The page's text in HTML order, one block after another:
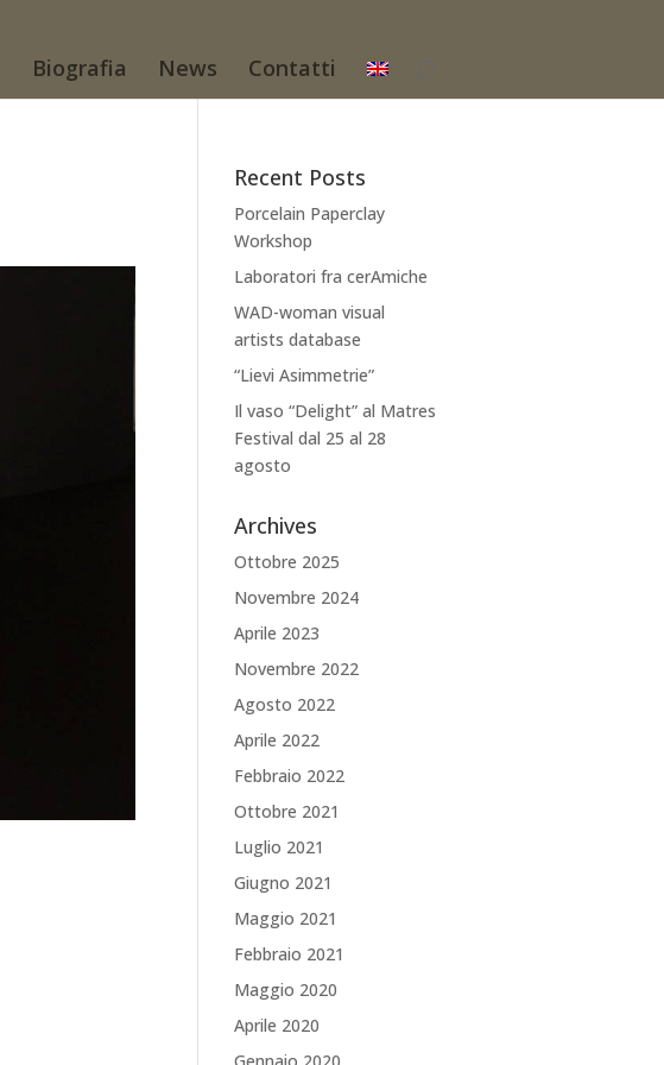
Biografia News Contatti
Recent Posts
Porcelain Paperclay
Workshop
Laboratori fra cerAmiche
WAD-woman visual
artists database
“Lievi Asimmetrie”
Il vaso “Delight” al Matres
Festival dal 25 al 28
agosto
Archives
Ottobre 2025
Novembre 2024
Aprile 2023
Novembre 2022
Agosto 2022
Aprile 2022
Febbraio 2022
Ottobre 2021
Luglio 2021
Giugno 2021
Maggio 2021
Febbraio 2021
Maggio 2020
Aprile 2020